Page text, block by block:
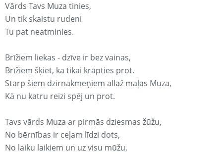
Vārds Tavs Muza tinies,
Un tik skaistu rudeni
Tu pat neatminies.
Brīžiem liekas - dzīve ir bez vainas,
Brīžiem šķiet, ka tikai krāpties prot.
Starp šiem dzirnakmeņiem allaž maļas Muza,
Kā nu katru reizi spēj un prot.
Tavs vārds Muza ar pirmās dziesmas žūžu,
No bērnības ir ceļam līdzi dots,
No laiku laikiem un uz visu mūžu,